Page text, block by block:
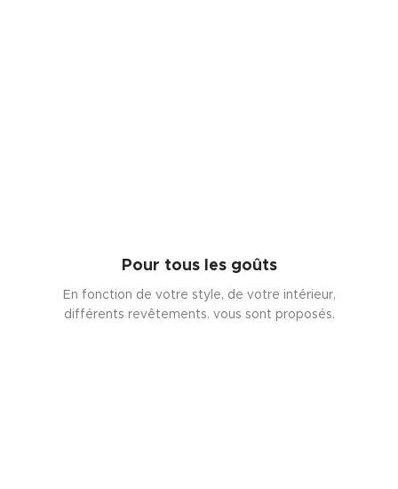
Pour tous les goûts
En fonction de votre style, de votre intérieur,
différents revêtements. vous sont proposés.